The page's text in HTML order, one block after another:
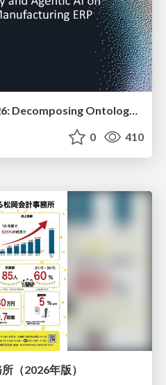
AWS Summit Taipei 2026: Decomposing Ontology and Agentic AI - Using Amazon Bedrock to Bring Living Water to Manufacturing ERP
0 410
（2026年版）